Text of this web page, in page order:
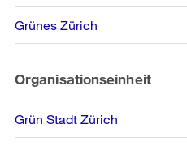
Grünes Zürich
Organisationseinheit
Grün Stadt Zürich